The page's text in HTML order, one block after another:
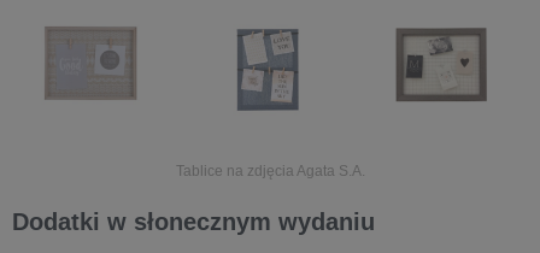
Tablice na zdjęcia Agata S.A.
Dodatki w słonecznym wydaniu